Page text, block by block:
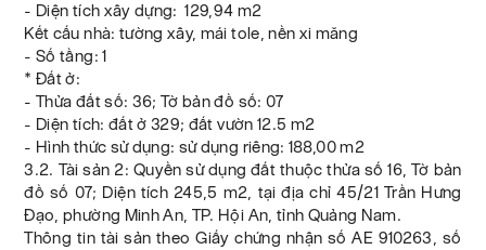
- Diện tích xây dựng: 129,94 m2
Kết cấu nhà: tường xây, mái tole, nền xi măng
- Số tầng: 1
* Đất ở:
- Thửa đất số: 36; Tờ bản đồ số: 07
- Diện tích: đất ở 329; đất vườn 12.5 m2
- Hình thức sử dụng: sử dụng riêng: 188,00 m2
3.2. Tài sản 2: Quyền sử dụng đất thuộc thửa số 16, Tờ bản
đồ số 07; Diện tích 245,5 m2, tại địa chỉ 45/21 Trần Hưng
Đạo, phường Minh An, TP. Hội An, tỉnh Quảng Nam.
Thông tin tài sản theo Giấy chứng nhận số AE 910263, số